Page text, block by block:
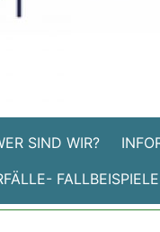
SIND WIR?
FALLBEISPIELE